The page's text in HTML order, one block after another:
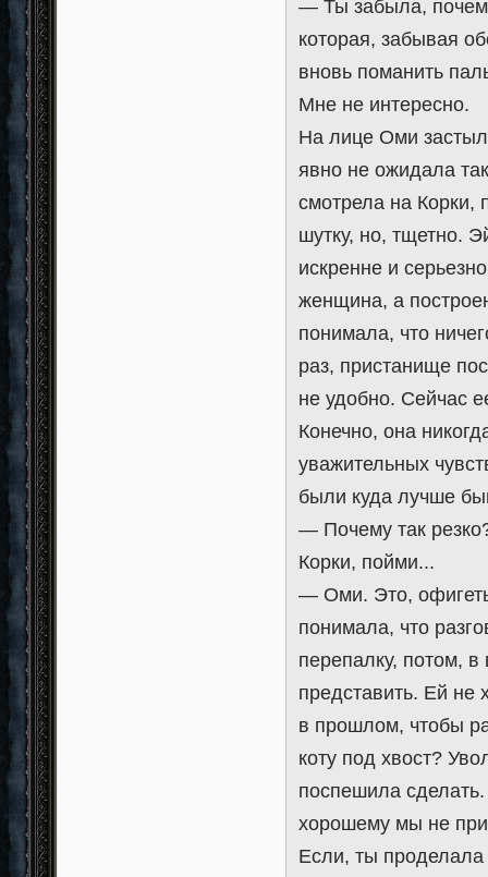
— Ты забыла,
которая, забывая
вновь поманить
Мне не интересно.
На лице Оми
явно не ожидала
смотрела на Корки,
шутку, но, тщетно.
искренне и
женщина, а
понимала, что
раз, пристанище
не удобно. Сейчас
Конечно, она
уважительных
были куда лучше
— Почему так
Корки, пойми...
— Оми. Это,
понимала, что
перепалку, потом,
представить. Ей не
в прошлом, чтобы
коту под хвост?
поспешила
хорошему мы не
Если, ты